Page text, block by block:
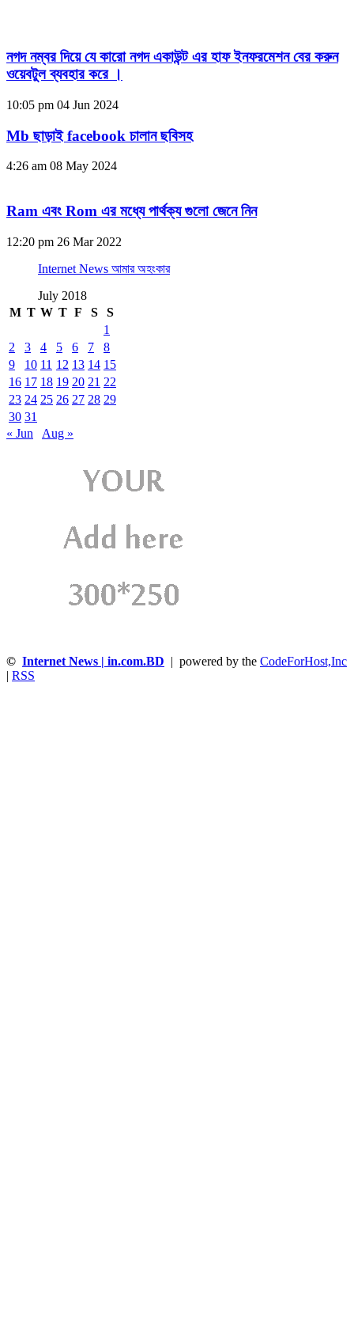
নগদ নম্বর দিয়ে যে কারো নগদ একাউন্ট এর হাফ ইনফরমেশন বের করুন
ওয়েবটুল ব্যবহার করে ।
10:05 pm 04 Jun 2024
Mb ছাড়াই facebook চালান ছবিসহ
4:26 am 08 May 2024
Ram এবং Rom এর মধ্যে পার্থক্য গুলো জেনে নিন
12:20 pm 26 Mar 2022
Internet News আমার অহংকার
July 2018
M T W T F S
S
1
2
3 4 5 6 7
8
9
10 11 12 13 14 15
16 17 18 19 20 21 22
23 24 25 26 27 28 29
30 31
« Jun
Aug »
© Internet News | in.com.BD | powered by the CodeForHost,Inc
| RSS